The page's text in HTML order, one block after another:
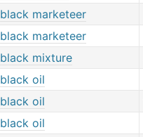
black marketeer
black marketeer
black mixture
black oil
black oil
black oil